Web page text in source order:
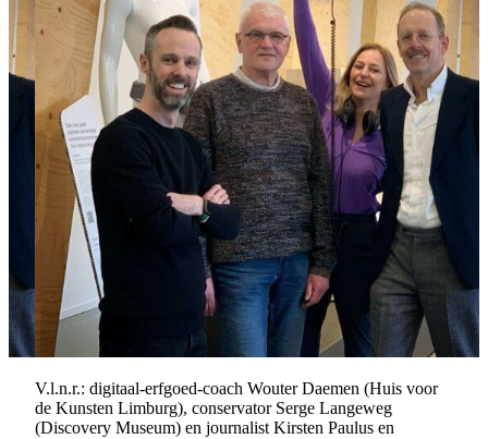
V.l.n.r.: digitaal-erfgoed-coach Wouter Daemen (Huis voor
de Kunsten Limburg), conservator Serge Langeweg
(Discovery Museum) en journalist Kirsten Paulus en